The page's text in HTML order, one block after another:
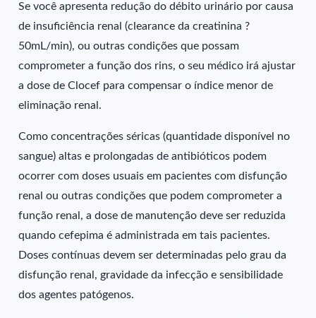
Se você apresenta redução do débito urinário por causa
de insuficiência renal (clearance da creatinina ?
50mL/min), ou outras condições que possam
comprometer a função dos rins, o seu médico irá ajustar
a dose de Clocef para compensar o índice menor de
eliminação renal.
Como concentrações séricas (quantidade disponível no
sangue) altas e prolongadas de antibióticos podem
ocorrer com doses usuais em pacientes com disfunção
renal ou outras condições que podem comprometer a
função renal, a dose de manutenção deve ser reduzida
quando cefepima é administrada em tais pacientes.
Doses contínuas devem ser determinadas pelo grau da
disfunção renal, gravidade da infecção e sensibilidade
dos agentes patógenos.